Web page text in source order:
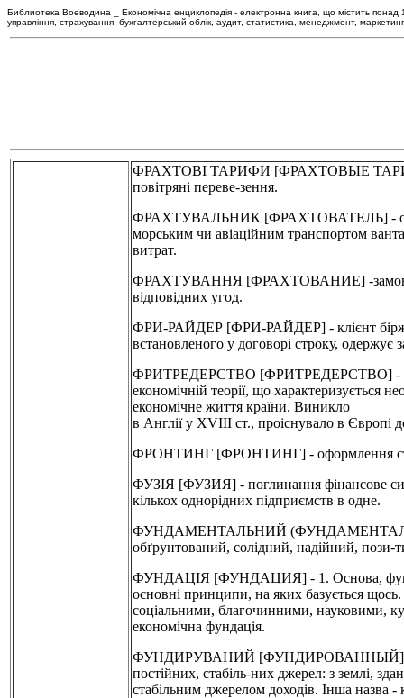
Библиотека Воеводина _ Економічна енциклопедія - електронна книга, що містить понад
управління, страхування, бухгалтерський облік, аудит, статистика, менеджмент, маркетинг
ФРАХТОВІ ТАРИФИ [ФРАХТОВЫЕ ТАРИФЫ] -
повітряні переве-зення.
ФРАХТУВАЛЬНИК [ФРАХТОВАТЕЛЬ] - одна
морським чи авіаційним транспортом
витрат.
ФРАХТУВАННЯ [ФРАХТОВАНИЕ] -замов-
відповідних угод.
ФРИ-РАЙДЕР [ФРИ-РАЙДЕР] - клієнт біржі,
встановленого у договорі строку, одержує
ФРИТРЕДЕРСТВО [ФРИТРЕДЕРСТВО] -
економічній теорії, що характеризується
економічне життя країни. Виникло
в Англії у XVIII ст., проіснувало в Європі
ФРОНТИНГ [ФРОНТИНГ] - оформлення
ФУЗІЯ [ФУЗИЯ] - поглинання фінансове
кількох однорідних підприємств в одне.
ФУНДАМЕНТАЛЬНИЙ
обґрунтований, солідний, надійний, пози-
ФУНДАЦІЯ [ФУНДАЦИЯ] - 1. Основа,
основні принципи, на яких базується
соціальними, благочинними, науковими,
економічна фундація.
ФУНДИРУВАНИЙ [ФУНДИРОВАННЫЙ] - 1.
постійних, стабіль-них джерел: з землі,
стабільним джерелом доходів. Інша назва -